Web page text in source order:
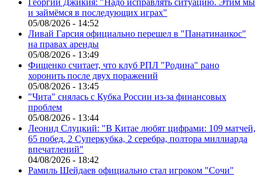
и займёмся в последующих играх"
05/08/2026 - 14:52
Ливай Гарсия официально перешел в "Панатинаикос"
на правах аренды
05/08/2026 - 13:49
Фищенко считает, что клуб РПЛ "Родина" рано
хоронить после двух поражений
05/08/2026 - 13:45
"Чита" снялась с Кубка России из-за финансовых
проблем
05/08/2026 - 13:44
Леонид Слуцкий: "В Китае любят цифрами: 109 матчей,
65 побед, 2 Суперкубка, 2 серебра, полтора миллиарда
впечатлений"
04/08/2026 - 18:42
Рамиль Шейдаев официально стал игроком "Сочи"